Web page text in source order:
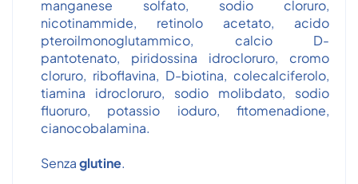
manganese solfato, sodio cloruro,
nicotinammide, retinolo acetato, acido
pteroilmonoglutammico, calcio D-
pantotenato, piridossina idrocloruro, cromo
cloruro, riboflavina, D-biotina, colecalciferolo,
tiamina idrocloruro, sodio molibdato, sodio
fluoruro, potassio ioduro, fitomenadione,
cianocobalamina.
Senzaglutine.